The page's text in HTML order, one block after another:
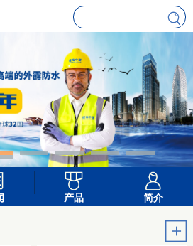
产品 简介